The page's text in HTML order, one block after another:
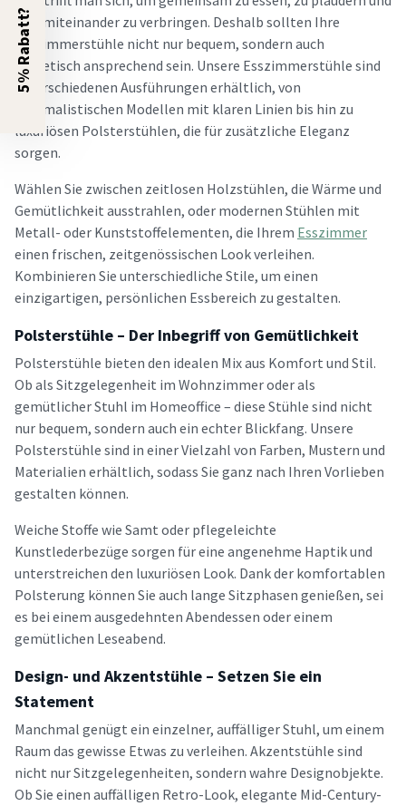
Zeit miteinander zu verbringen. Deshalb sollten Ihre
Esszimmerstühle nicht nur bequem, sondern auch
ästhetisch ansprechend sein. Unsere Esszimmerstühle sind
in verschiedenen Ausführungen erhältlich, von
minimalistischen Modellen mit klaren Linien bis hin zu
luxuriösen Polsterstühlen, die für zusätzliche Eleganz
sorgen.
Wählen Sie zwischen zeitlosen Holzstühlen, die Wärme und
Gemütlichkeit ausstrahlen, oder modernen Stühlen mit
Metall- oder Kunststoffelementen, die Ihrem Esszimmer
einen frischen, zeitgenössischen Look verleihen.
Kombinieren Sie unterschiedliche Stile, um einen
einzigartigen, persönlichen Essbereich zu gestalten.
Polsterstühle – Der Inbegriff von Gemütlichkeit
Polsterstühle bieten den idealen Mix aus Komfort und Stil.
Ob als Sitzgelegenheit im Wohnzimmer oder als
gemütlicher Stuhl im Homeoffice – diese Stühle sind nicht
nur bequem, sondern auch ein echter Blickfang. Unsere
Polsterstühle sind in einer Vielzahl von Farben, Mustern und
Materialien erhältlich, sodass Sie ganz nach Ihren Vorlieben
gestalten können.
Weiche Stoffe wie Samt oder pflegeleichte
Kunstlederbezüge sorgen für eine angenehme Haptik und
unterstreichen den luxuriösen Look. Dank der komfortablen
Polsterung können Sie auch lange Sitzphasen genießen, sei
es bei einem ausgedehnten Abendessen oder einem
gemütlichen Leseabend.
Design- und Akzentstühle – Setzen Sie ein
Statement
Manchmal genügt ein einzelner, auffälliger Stuhl, um einem
Raum das gewisse Etwas zu verleihen. Akzentstühle sind
nicht nur Sitzgelegenheiten, sondern wahre Designobjekte.
Ob Sie einen auffälligen Retro-Look, elegante Mid-Century-
5% Rabatt?